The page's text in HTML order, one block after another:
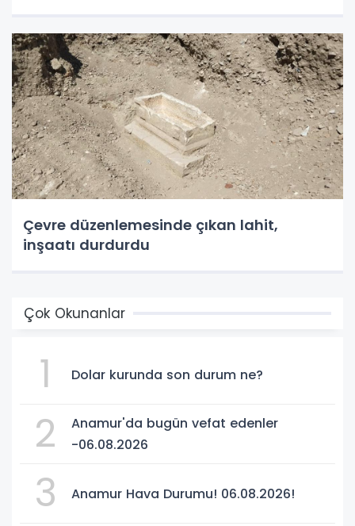
Çevre düzenlemesinde çıkan lahit,
inşaatı durdurdu
Çok Okunanlar
1 Dolar kurunda son durum ne?
2
Anamur'da bugün vefat edenler
-06.08.2026
3 Anamur Hava Durumu! 06.08.2026!